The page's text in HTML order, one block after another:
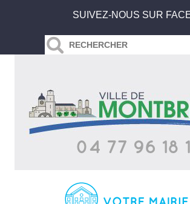
SUIVEZ-NOUS SUR